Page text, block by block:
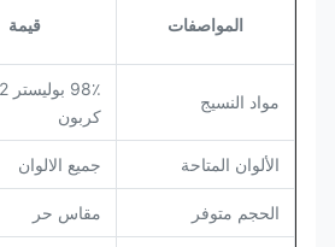
المواصفات قيمة
مواد النسيج
كربون
الألوان المتاحة جميع الالوان
الحجم متوفر مقاس حر